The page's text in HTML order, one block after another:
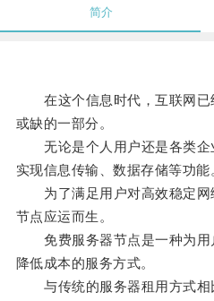
简介
在这个信息时代，互联网已
或缺的一部分。
无论是个人用户还是各类企
实现信息传输、数据存储等功能
为了满足用户对高效稳定网
节点应运而生。
免费服务器节点是一种为用
降低成本的服务方式。
与传统的服务器租用方式相